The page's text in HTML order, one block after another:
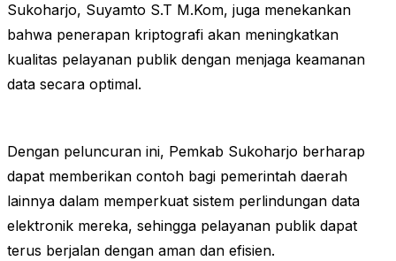
Sukoharjo, Suyamto S.T M.Kom, juga menekankan
bahwa penerapan kriptografi akan meningkatkan
kualitas pelayanan publik dengan menjaga keamanan
data secara optimal.
Dengan peluncuran ini, Pemkab Sukoharjo berharap
dapat memberikan contoh bagi pemerintah daerah
lainnya dalam memperkuat sistem perlindungan data
elektronik mereka, sehingga pelayanan publik dapat
terus berjalan dengan aman dan efisien.